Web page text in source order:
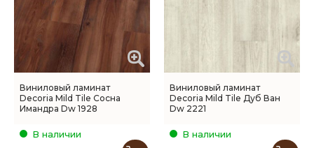
Виниловый ламинат
Decoria Mild Tile Сосна
Имандра Dw 1928
В наличии
Виниловый ламинат
Decoria Mild Tile Дуб Ван
Dw 2221
В наличии